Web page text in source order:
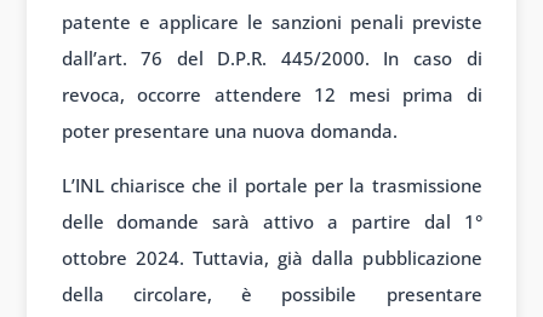
patente e applicare le sanzioni penali previste
dall’art. 76 del D.P.R. 445/2000. In caso di
revoca, occorre attendere 12 mesi prima di
poter presentare una nuova domanda.
L’INL chiarisce che il portale per la trasmissione
delle domande sarà attivo a partire dal 1°
ottobre 2024. Tuttavia, già dalla pubblicazione
della circolare, è possibile presentare